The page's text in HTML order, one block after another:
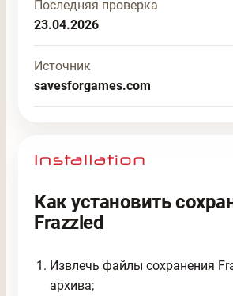
Последняя проверка
23.04.2026
Источник
savesforgames.com
Как установить
Frazzled
Извлечь файлы сохранения
архива;